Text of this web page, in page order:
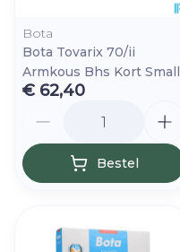
Bota
Bota Tovarix 70/ii
Armkous Bhs Kort Small
€ 62,40
Bestel